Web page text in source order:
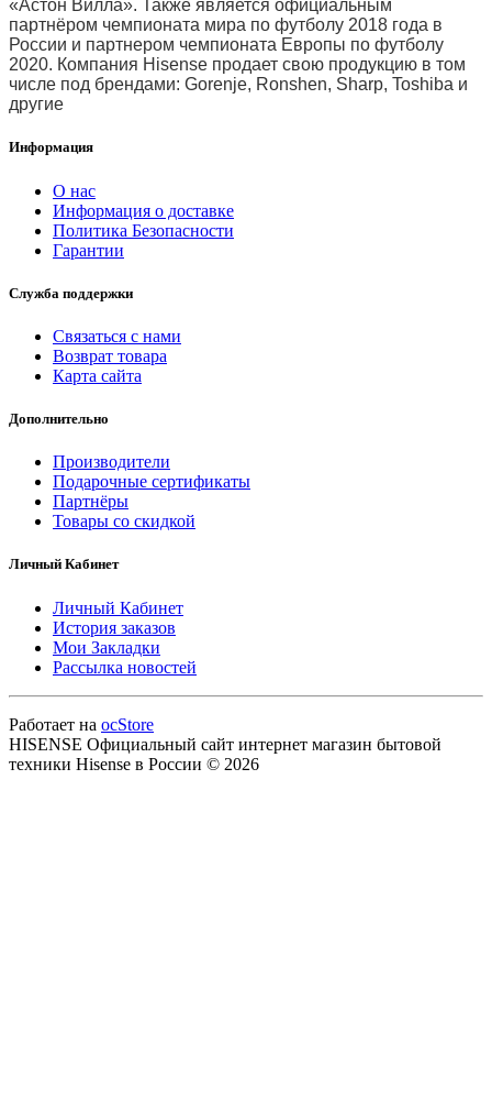
«Астон Вилла». Также является официальным
партнёром чемпионата мира по футболу 2018 года в
России и партнером чемпионата Европы по футболу
2020. Компания Hisense продает свою продукцию в том
числе под брендами: Gorenje, Ronshen, Sharp, Toshiba и
другие
Информация
О нас
Информация о доставке
Политика Безопасности
Гарантии
Служба поддержки
Связаться с нами
Возврат товара
Карта сайта
Дополнительно
Производители
Подарочные сертификаты
Партнёры
Товары со скидкой
Личный Кабинет
Личный Кабинет
История заказов
Мои Закладки
Рассылка новостей
Работает на ocStore
HISENSE Официальный сайт интернет магазин бытовой
техники Hisense в России © 2026